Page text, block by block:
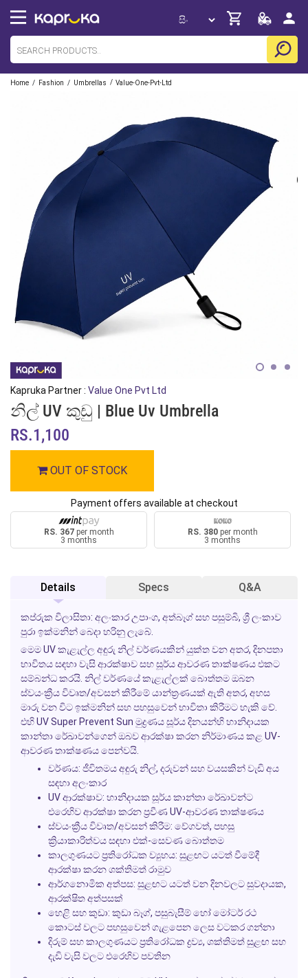
Home / Fashion / Umbrellas / Value-One-Pvt-Ltd
Kapruka Partner : Value One Pvt Ltd
නිල් UV කුඩු | Blue Uv Umbrella
RS.1,100
OUT OF STOCK
Payment offers available at checkout
RS. 367per month
3 months
RS. 380per month
3 months
Details Specs Q&A
කප්රුක විලාසිතා: අලංකාර උපාංග, අත්බෑග් සහ පසුම්බි, ශ්‍රී ලංකාව
පුරා ඉක්මනින් බෙදා හරිනු ලැබේ.
මෙම UV කැළැල්ල අඳුරු නිල් වර්ණයකින් යුක්ත වන අතර, දිනපතා
භාවිතය සඳහා වැසි ආරක්ෂාව සහ සූර්ය ආවරණ තාක්ෂණය එකට
සම්බන්ධ කරයි. නිල් වර්ණයේ කැළැල්ලක් බොත්තම ඔබන
ස්වයංක්‍රීය විවෘත/අවසන් කිරීමේ යාන්ත්‍රණයක් ඇති අතර, අහස
මාරු වන විට ඉක්මනින් සහ පහසුවෙන් භාවිතා කිරීමට හැකි වේ.
එහි UV Super Prevent Sun මුද්‍රණය සූර්ය දිනයන්හි හානිදායක
කාන්තා රේඛාවන්ගෙන් ඔබව ආරක්ෂා කරන නිර්මාණය කළ UV-
ආවරණ තාක්ෂණය පෙන්වයි.
වර්ණය: ජීවිතමය අඳුරු නිල්, දරුවන් සහ වයසකින් වැඩි අය
සඳහා අලංකාර
UV ආරක්ෂාව: හානිදායක සූර්ය කාන්තා රේඛාවන්ට
එරෙහිව ආරක්ෂා කරන ප්‍රවීණ UV-ආවරණ තාක්ෂණය
ස්වයංක්‍රීය විවෘත/අවසන් කිරීම: වේගවත්, පහසු
ක්‍රියාකාරිත්වය සඳහා එක්-සෙවණ බොත්තම
කාලගුණයට ප්‍රතිරෝධක ව්‍යුහය: සුළඟට යටත් වීමේදී
ආරක්ෂා කරන ශක්තිමත් රාමුව
ආර්ගනොමික අත්පස: සුළඟට යටත් වන දිනවලට සුවදායක,
ආරක්ෂිත අත්පසක්
හෙළි සහ කුඩා: කුඩා බෑග්, පසුබැසීම් හෝ මෝටර් රථ
කොටස් වලට පහසුවෙන් ගැළපෙන ලෙස වටකර ගන්නා
දිරුම් සහ කාලගුණයට ප්‍රතිරෝධක ද්‍රව්‍ය, ශක්තිමත් සුළඟ සහ
දැඩි වැසි වලට එරෙහිව පවතින